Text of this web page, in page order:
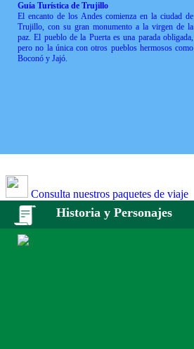
Guía Turística de Trujillo
El encanto de los Andes comienza en la ciudad de
Trujillo, con su gran monumento a la virgen de la
paz. El pueblo de la Puerta es una parada obligada,
pero no la única con otros pueblos hermosos como
Boconó y Jajó.
Consulta nuestros paquetes de viaje
Historia y Personajes